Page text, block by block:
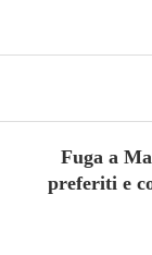
Fuga a
preferiti e